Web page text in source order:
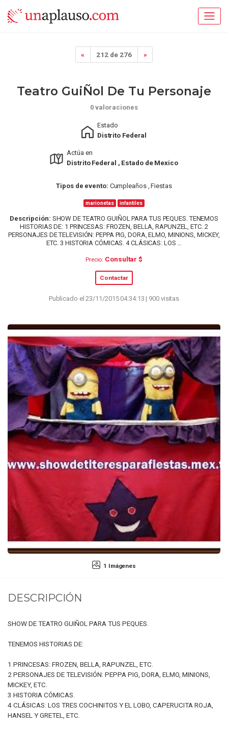
« 212 de 276 »
1 Imágenes
Teatro GuiÑol De Tu Personaje
0 valoraciones
Estado
Distrito Federal
Actúa en
Distrito Federal , Estado de Mexico
Tipos de evento: Cumpleaños , Fiestas
marionetas infantiles
Descripción: SHOW DE TEATRO GUIÑOL PARA TUS PEQUES. TENEMOS
HISTORIAS DE: 1 PRINCESAS: FROZEN, BELLA, RAPUNZEL, ETC. 2
PERSONAJES DE TELEVISIÓN: PEPPA PIG, DORA, ELMO, MINIONS, MICKEY,
ETC. 3 HISTORIA CÓMICAS. 4 CLÁSICAS: LOS ...
Precio: Consultar $
Contactar
Publicado el 23/11/2015 04:34:13 | 900 visitas
DESCRIPCIÓN
SHOW DE TEATRO GUIÑOL PARA TUS PEQUES.
TENEMOS HISTORIAS DE:
1 PRINCESAS: FROZEN, BELLA, RAPUNZEL, ETC.
2 PERSONAJES DE TELEVISIÓN: PEPPA PIG, DORA, ELMO, MINIONS,
MICKEY, ETC.
3 HISTORIA CÓMICAS.
4 CLÁSICAS: LOS TRES COCHINITOS Y EL LOBO, CAPERUCITA ROJA,
HANSEL Y GRETEL, ETC.